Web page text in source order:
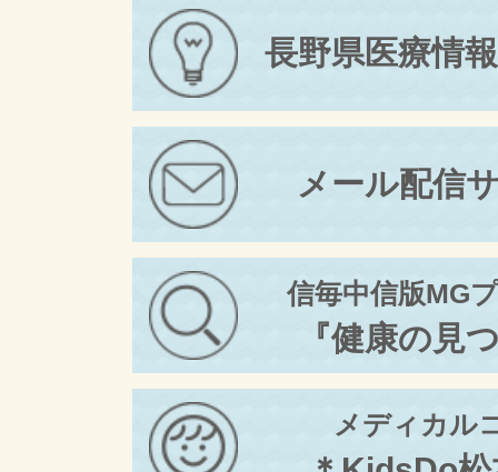
長野県医療情
メール配信
信毎中信版MG
『健康の見
メディカル